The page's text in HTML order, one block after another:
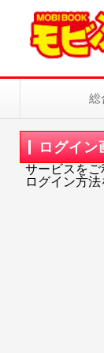
総
ログイン
サービスをご
ログイン方